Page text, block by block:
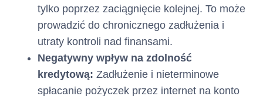
wypowie Umowy, zadecyduje o
niewznawianiu Karty
Kredytowej Netcredit albo nie
nastąpią inne przyczyny
wskazane w Umowie
powodujące jej rozwiązanie.
tylko poprzez zaciągnięcie kolejnej. To może
prowadzić do chronicznego zadłużenia i
utraty kontroli nad finansami.
Negatywny wpływ na zdolność
kredytową: Zadłużenie i nieterminowe
spłacanie pożyczek przez internet na konto